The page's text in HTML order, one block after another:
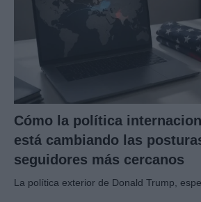
Cómo la política
está cambiando las
seguidores más cercanos
La política exterior de Donald Trump,